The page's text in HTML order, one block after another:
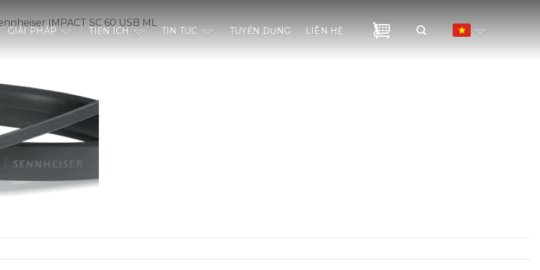
GIẢI PHÁP TIỆN ÍCH TIN TỨC TUYỂN DỤNG LIÊN HỆ
IMPACT SC 60 USB ML